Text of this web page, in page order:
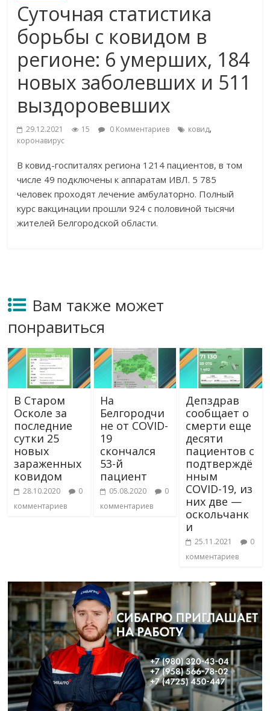
Суточная статистика
борьбы с ковидом в
регионе: 6 умерших, 184
новых заболевших и 511
выздоровевших
29.12.2021 15 0 Комментариев ковид,
коронавирус
В ковид-госпиталях региона 1214 пациентов, в том
числе 49 подключены к аппаратам ИВЛ. 5 785
человек проходят лечение амбулаторно. Полный
курс вакцинации прошли 924 с половиной тысячи
жителей Белгородской области.
Вам также может
понравиться
В Старом
Осколе за
последние
сутки 25
новых
зараженных
ковидом
28.10.2020
0
комментариев
На
Белгородчи
не от COVID-
19
скончался
53-й
пациент
05.08.2020
0
комментариев
Депздрав
сообщает о
смерти еще
десяти
пациентов с
подтверждё
нным
COVID-19, из
них две —
оскольчанк
и
25.11.2021
0
комментариев